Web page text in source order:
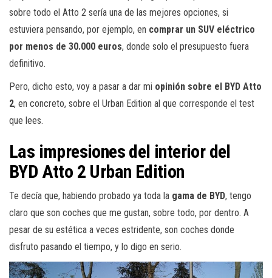
sobre todo el Atto 2 sería una de las mejores opciones, si
estuviera pensando, por ejemplo, en comprar un SUV eléctrico
por menos de 30.000 euros, donde solo el presupuesto fuera
definitivo.
Pero, dicho esto, voy a pasar a dar mi opinión sobre el BYD Atto
2, en concreto, sobre el Urban Edition al que corresponde el test
que lees.
Las impresiones del interior del
BYD Atto 2 Urban Edition
Te decía que, habiendo probado ya toda la gama de BYD, tengo
claro que son coches que me gustan, sobre todo, por dentro. A
pesar de su estética a veces estridente, son coches donde
disfruto pasando el tiempo, y lo digo en serio.